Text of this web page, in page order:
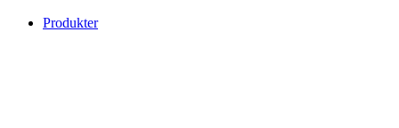
Produkter